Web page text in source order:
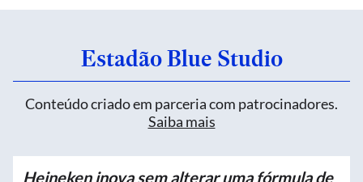
Estadão Blue Studio
Conteúdo criado em parceria com patrocinadores.
Saiba mais
Heineken inova sem alterar uma fórmula de